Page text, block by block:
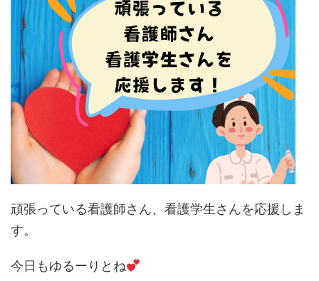
頑張っている看護師さん、看護学生さんを応援しま
す。
今日もゆるーりとね